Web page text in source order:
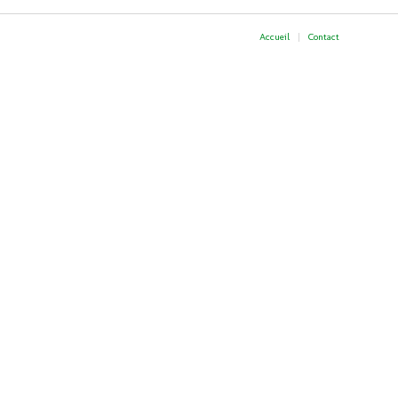
Accueil Contact